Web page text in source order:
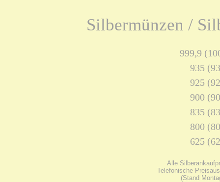
Silbermünzen /
999,9
935
925
900
835
800
625
Alle
Telefonische
(Stand